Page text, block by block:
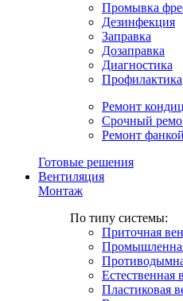
Промывка
Дезинфекция
Заправка
Дозаправка
Диагностика
Профилактика
Ремонт
Срочный
Ремонт
Готовые решения
Вентиляция
Монтаж
По типу системы:
Приточная
Естественная
Пластиковая